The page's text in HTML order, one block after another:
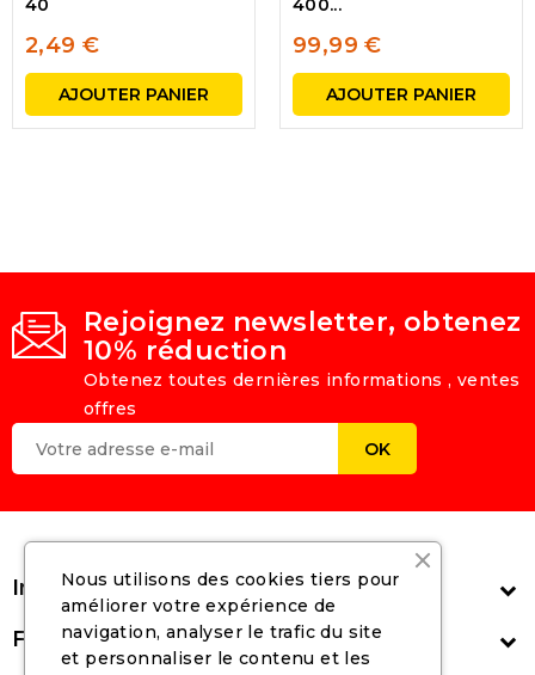
40
2,49 €
AJOUTER PANIER
400...
99,99 €
AJOUTER PANIER
Rejoignez newsletter, obtenez
10% réduction
Obtenez toutes dernières informations , ventes
offres
Informations 
Follow Us 
Nous utilisons des cookies tiers pour
améliorer votre expérience de
navigation, analyser le trafic du site
et personnaliser le contenu et les